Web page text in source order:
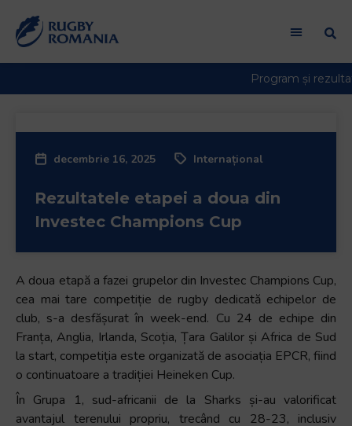
decembrie 16, 2025 Internațional
Rezultatele etapei a doua din
Investec Champions Cup
A doua etapă a fazei grupelor din Investec Champions Cup,
cea mai tare competiție de rugby dedicată echipelor de
club, s-a desfășurat în week-end. Cu 24 de echipe din
Franța, Anglia, Irlanda, Scoția, Țara Galilor și Africa de Sud
la start, competiția este organizată de asociația EPCR, fiind
o continuatoare a tradiției Heineken Cup.
În Grupa 1, sud-africanii de la Sharks și-au valorificat
avantajul terenului propriu, trecând cu 28-23, inclusiv